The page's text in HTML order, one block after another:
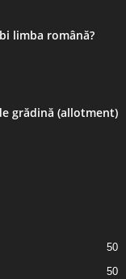
limba română?
grădină (allotment)
50
50